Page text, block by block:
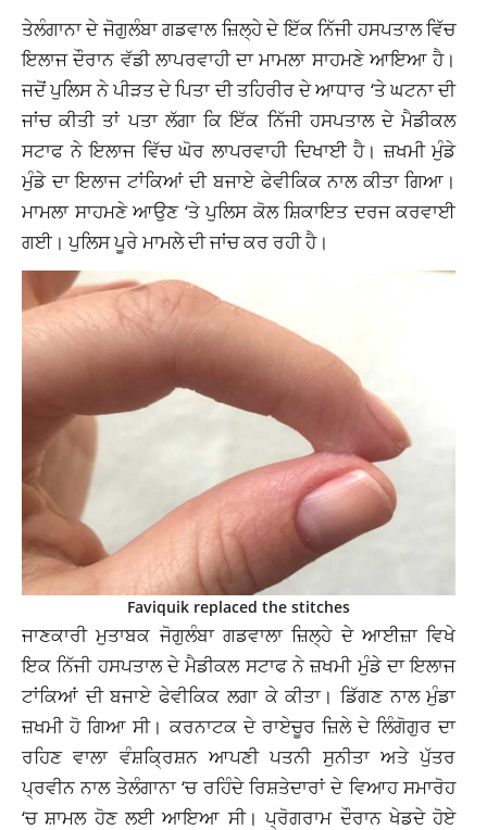
ਤੇਲੰਗਾਨਾ ਦੇ ਜੋਗੁਲੰਬਾ ਗਡਵਾਲ ਜ਼ਿਲ੍ਹੇ ਦੇ ਇੱਕ ਨਿੱਜੀ ਹਸਪਤਾਲ ਵਿੱਚ
ਇਲਾਜ ਦੌਰਾਨ ਵੱਡੀ ਲਾਪਰਵਾਹੀ ਦਾ ਮਾਮਲਾ ਸਾਹਮਣੇ ਆਇਆ ਹੈ।
ਜਦੋਂ ਪੁਲਿਸ ਨੇ ਪੀੜਤ ਦੇ ਪਿਤਾ ਦੀ ਤਹਿਰੀਰ ਦੇ ਆਧਾਰ ‘ਤੇ ਘਟਨਾ ਦੀ
ਜਾਂਚ ਕੀਤੀ ਤਾਂ ਪਤਾ ਲੱਗਾ ਕਿ ਇੱਕ ਨਿੱਜੀ ਹਸਪਤਾਲ ਦੇ ਮੈਡੀਕਲ
ਸਟਾਫ ਨੇ ਇਲਾਜ ਵਿੱਚ ਘੋਰ ਲਾਪਰਵਾਹੀ ਦਿਖਾਈ ਹੈ। ਜ਼ਖਮੀ ਮੁੰਡੇ
ਮੁੰਡੇ ਦਾ ਇਲਾਜ ਟਾਂਕਿਆਂ ਦੀ ਬਜਾਏ ਫੇਵੀਕਿਕ ਨਾਲ ਕੀਤਾ ਗਿਆ।
ਮਾਮਲਾ ਸਾਹਮਣੇ ਆਉਣ ‘ਤੇ ਪੁਲਿਸ ਕੋਲ ਸ਼ਿਕਾਇਤ ਦਰਜ ਕਰਵਾਈ
ਗਈ। ਪੁਲਿਸ ਪੂਰੇ ਮਾਮਲੇ ਦੀ ਜਾਂਚ ਕਰ ਰਹੀ ਹੈ।
Faviquik replaced the stitches
ਜਾਣਕਾਰੀ ਮੁਤਾਬਕ ਜੋਗੁਲੰਬਾ ਗਡਵਾਲਾ ਜ਼ਿਲ੍ਹੇ ਦੇ ਆਈਜ਼ਾ ਵਿਖੇ
ਇਕ ਨਿੱਜੀ ਹਸਪਤਾਲ ਦੇ ਮੈਡੀਕਲ ਸਟਾਫ ਨੇ ਜ਼ਖਮੀ ਮੁੰਡੇ ਦਾ ਇਲਾਜ
ਟਾਂਕਿਆਂ ਦੀ ਬਜਾਏ ਫੇਵੀਕਿਕ ਲਗਾ ਕੇ ਕੀਤਾ। ਡਿੱਗਣ ਨਾਲ ਮੁੰਡਾ
ਜ਼ਖਮੀ ਹੋ ਗਿਆ ਸੀ। ਕਰਨਾਟਕ ਦੇ ਰਾਏਚੂਰ ਜ਼ਿਲੇ ਦੇ ਲਿੰਗੋਗੁਰ ਦਾ
ਰਹਿਣ ਵਾਲਾ ਵੰਸ਼ਕ੍ਰਿਸ਼ਨ ਆਪਣੀ ਪਤਨੀ ਸੁਨੀਤਾ ਅਤੇ ਪੁੱਤਰ
ਪ੍ਰਵੀਨ ਨਾਲ ਤੇਲੰਗਾਨਾ ‘ਚ ਰਹਿੰਦੇ ਰਿਸ਼ਤੇਦਾਰਾਂ ਦੇ ਵਿਆਹ ਸਮਾਰੋਹ
‘ਚ ਸ਼ਾਮਲ ਹੋਣ ਲਈ ਆਇਆ ਸੀ। ਪ੍ਰੋਗਰਾਮ ਦੌਰਾਨ ਖੇਡਦੇ ਹੋਏ